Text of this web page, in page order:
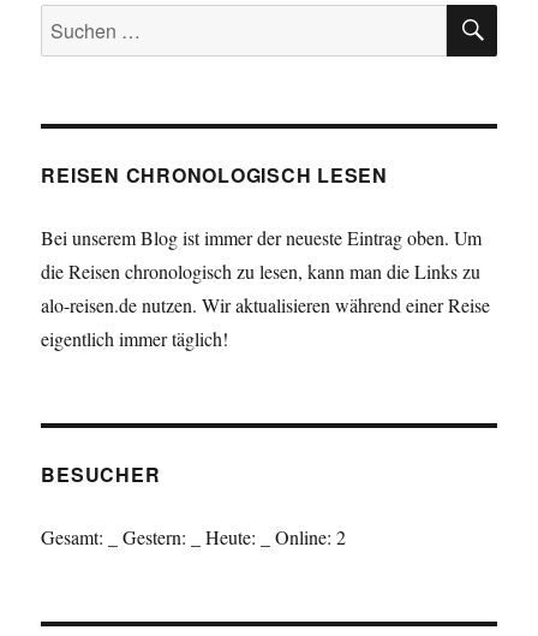
Suchen
nach:
REISEN CHRONOLOGISCH LESEN
Bei unserem Blog ist immer der neueste Eintrag oben. Um
die Reisen chronologisch zu lesen, kann man die Links zu
alo-reisen.de nutzen. Wir aktualisieren während einer Reise
eigentlich immer täglich!
BESUCHER
Gesamt: Gestern: Heute: Online: 2